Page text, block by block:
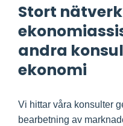
Stort
andra
ekonomi
Vi hittar våra konsulter
bearbetning av